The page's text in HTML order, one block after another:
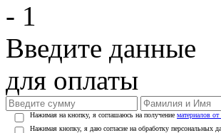
- 1
Введите данные
для оплаты
Нажимая на кнопку, я соглашаюсь на получение материалов от
Нажимая кнопку, я даю согласие на обработку персональных